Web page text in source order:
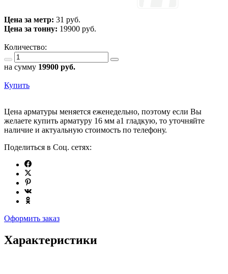
Цена за метр: 31 руб.
Цена за тонну: 19900 руб.
Количество:
на сумму 19900 руб.
Купить
Цена арматуры меняется еженедельно, поэтому если Вы
желаете купить арматуру 16 мм а1 гладкую, то уточняйте
наличие и актуальную стоимость по телефону.
Поделиться в Соц. сетях:
Оформить заказ
Характеристики